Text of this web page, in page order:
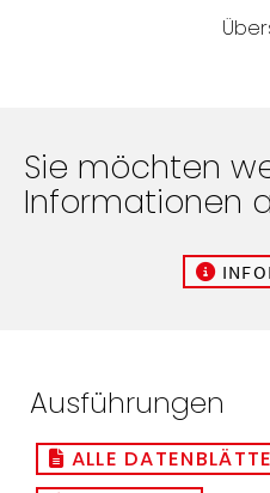
Sie möchten
Informationen
Ausführungen
ALLE